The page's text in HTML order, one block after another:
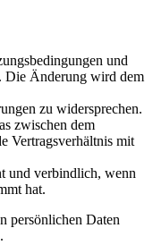
und
Die Änderung wird dem
zu widersprechen.
zwischen dem
Vertragsverhältnis mit
und verbindlich, wenn
hat.
persönlichen Daten